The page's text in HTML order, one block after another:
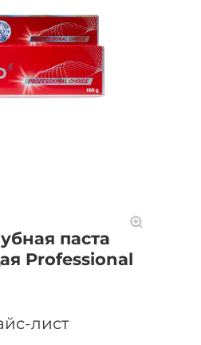
паста
Professional
лист